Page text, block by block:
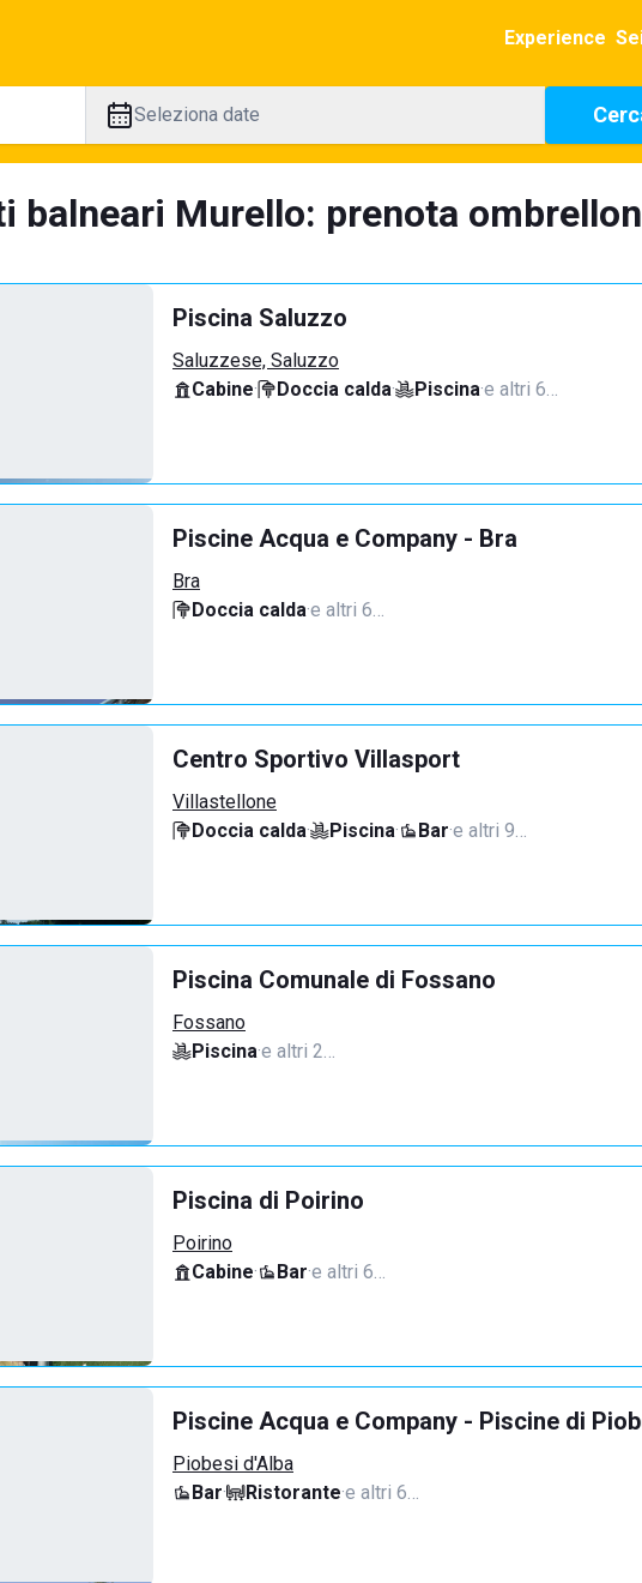
Experience
Seleziona date
balneari Murello: prenota
Piscina Saluzzo
Saluzzese, Saluzzo
Cabine· Doccia calda· Piscina·e altri 6…
Piscine Acqua e Company - Bra
Bra
Doccia calda·e altri 6…
Centro Sportivo Villasport
Villastellone
Doccia calda· Piscina· Bar·e altri 9…
Piscina Comunale di Fossano
Fossano
Piscina·e altri 2…
Piscina di Poirino
Poirino
Cabine· Bar·e altri 6…
Piscine Acqua e Company - Piscine di
Piobesi d'Alba
Bar· Ristorante·e altri 6…